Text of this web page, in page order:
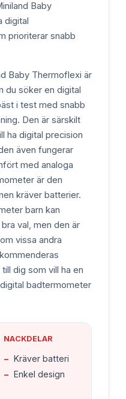
Baby
digital
prioriterar snabb
Baby Thermoflexi är
du söker en digital
i test med snabb
Den är särskilt
ha digital precision
även fungerar
med analoga
är den
kräver batterier.
barn kan
val, men den är
vissa andra
dig som vill ha en
badtermometer
NACKDELAR
− Kräver batteri
− Enkel design